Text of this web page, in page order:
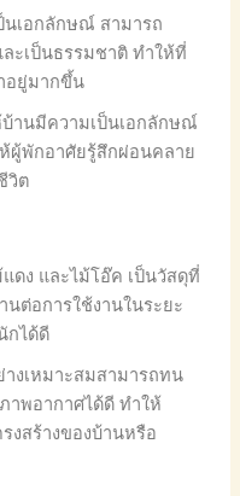
นเอกลักษณ์ สามารถ
ะเป็นธรรมชาติ ทำให้ที่
อยู่มากขึ้น
านมีความเป็นเอกลักษณ์
ผู้พักอาศัยรู้สึกผ่อนคลาย
วิต
ดง และไม้โอ๊ค เป็นวัสดุที่
ต่อการใช้งานในระยะ
กได้ดี
งเหมาะสมสามารถทน
าพอากาศได้ดี ทำให้
งสร้างของบ้านหรือ